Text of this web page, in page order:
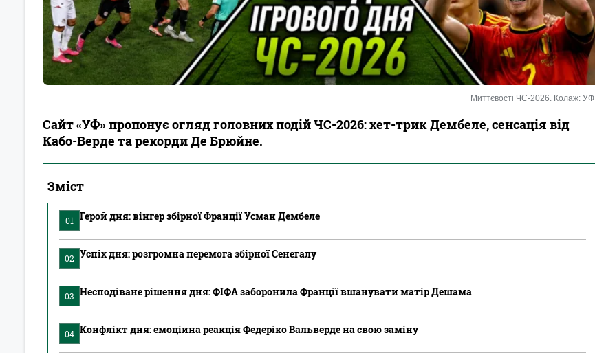
Миттєвості ЧС-2026. Колаж: УФ
Сайт «УФ» пропонує огляд головних подій ЧС-2026: хет-трик Дембеле, сенсація від
Кабо-Верде та рекорди Де Брюйне.
Зміст
01 Герой дня: вінгер збірної Франції Усман Дембеле
02 Успіх дня: розгромна перемога збірної Сенегалу
03 Несподіване рішення дня: ФІФА заборонила Франції вшанувати матір Дешама
04 Конфлікт дня: емоційна реакція Федеріко Вальверде на свою заміну